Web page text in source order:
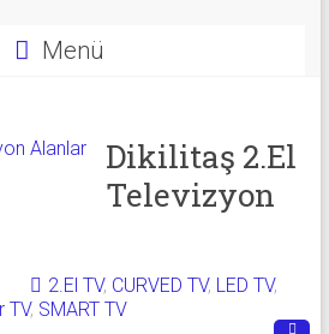
Menü
Dikilitaş 2.El
Televizyon
2.El TV, CURVED TV, LED TV,
TV, SMART TV